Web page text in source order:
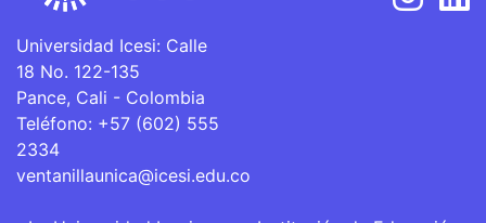
Universidad Icesi: Calle
18 No. 122-135
Pance, Cali - Colombia
Teléfono: +57 (602) 555
2334
ventanillaunica@icesi.edu.co